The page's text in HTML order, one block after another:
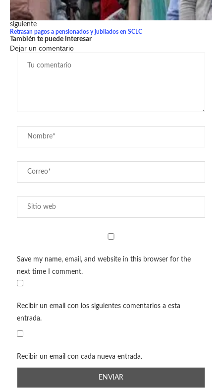
siguiente
Retrasan pagos a pensionados y jubilados en SCLC
También te puede interesar
Dejar un comentario
Save my name, email, and website in this browser for the
next time I comment.
Recibir un email con los siguientes comentarios a esta
entrada.
Recibir un email con cada nueva entrada.